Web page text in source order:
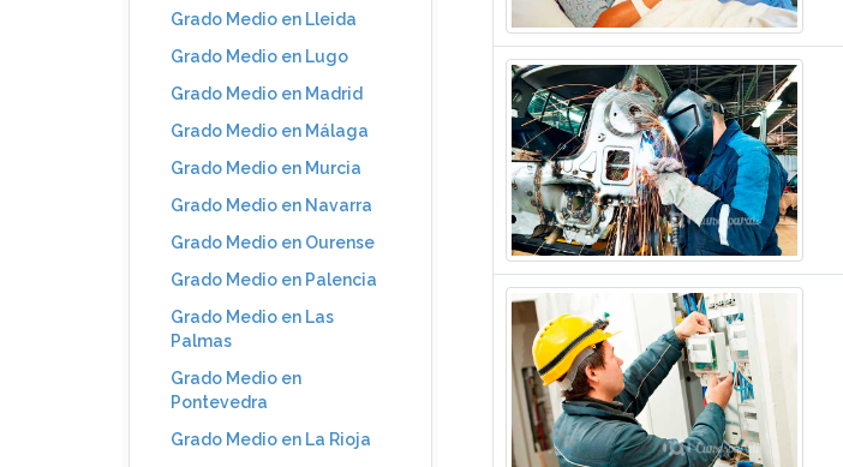
Grado Medio en Lleida
Grado Medio en Lugo
Grado Medio en Madrid
Grado Medio en Málaga
Grado Medio en Murcia
Grado Medio en Navarra
Grado Medio en Ourense
Grado Medio en Palencia
Grado Medio en Las
Palmas
Grado Medio en
Pontevedra
Grado Medio en La Rioja